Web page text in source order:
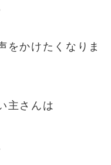
をかけたくなりま
主さんは